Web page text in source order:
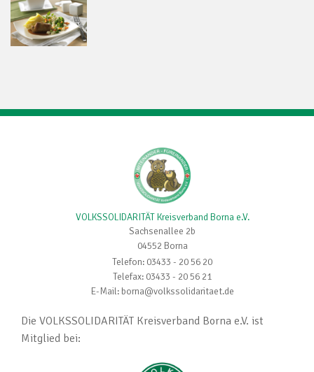
VOLKSSOLIDARITÄT Kreisverband Borna e.V.
Sachsenallee 2b
04552 Borna
Telefon: 03433 - 20 56 20
Telefax: 03433 - 20 56 21
E-Mail: borna@volkssolidaritaet.de
Die VOLKSSOLIDARITÄT Kreisverband Borna e.V. ist
Mitglied bei: